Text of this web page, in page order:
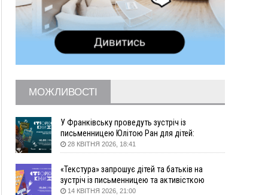
трьома ставками в Івано-Франківській
громаді
На Каскаді замість веж планують зробити
сквер з дитмайданчиком
09:09
35 цимбалістів на Говерлі встановили
Рекорд України
100 ДТП через нетверезих водіїв
08:08
рф масовано атакувала Київ та область: 14
загиблих, десятки постраждалих і пожежі
(фото, відео)
04 Серпня
МОЖЛИВОСТІ
У Франківську проведуть зустріч із
письменницею Юлітою Ран для дітей:
говоритимуть про серію книг про Мавку
28 КВІТНЯ 2026, 18:41
«Текстура» запрошує дітей та батьків на
зустріч із письменницею та активісткою
Анною Повх
14 КВІТНЯ 2026, 21:00